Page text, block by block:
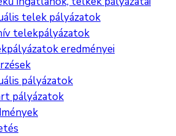
telek pályázatok
telekpályázatok
eredményei
pályázatok
pályázatok